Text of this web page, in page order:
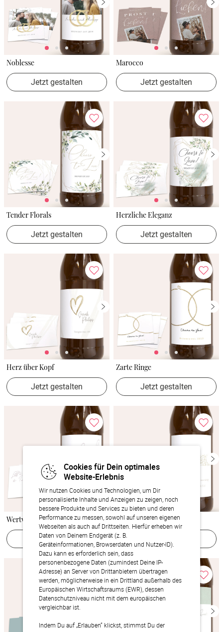
Cookies für Dein optimales
Website-Erlebnis
Wir nutzen Cookies und Technologien, um Dir
personalisierte Inhalte und Anzeigen zu zeigen, noch
bessere Produkte und Services zu bieten und deren
Performance zu messen, sowohl auf unseren eigenen
Webseiten als auch auf Drittseiten. Hierfür erheben wir
Daten von Deinem Endgerät (z. B.
Geräteinformationen, Browserdaten und Nutzer-ID).
Dazu kann es erforderlich sein, dass
personenbezogene Daten (zumindest Deine IP-
Adresse) an Server von Drittanbietern übertragen
werden, möglicherweise in ein Drittland außerhalb des
Europäischen Wirtschaftsraums (EWR), dessen
Datenschutzniveau nicht mit dem europäischen
vergleichbar ist.
Indem Du auf „Erlauben“ klickst, stimmst Du der
Noblesse
Jetzt gestalten
Marocco
Jetzt gestalten
Tender Florals
Jetzt gestalten
Herzliche Eleganz
Jetzt gestalten
Herz über Kopf
Jetzt gestalten
Zarte Ringe
Jetzt gestalten
Wertvoll
Jetzt gestalten
La création